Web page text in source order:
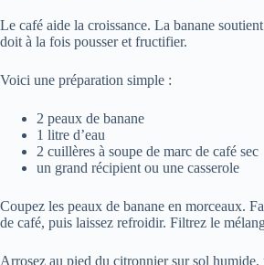
Le café aide la croissance. La banane
doit à la fois pousser et fructifier.
Voici une préparation simple :
2 peaux de banane
1 litre d’eau
2 cuillères à soupe de marc de café sec
un grand récipient ou une casserole
Coupez les peaux de banane en morceaux.
de café, puis laissez refroidir. Filtrez le
Arrosez au pied du citronnier sur sol